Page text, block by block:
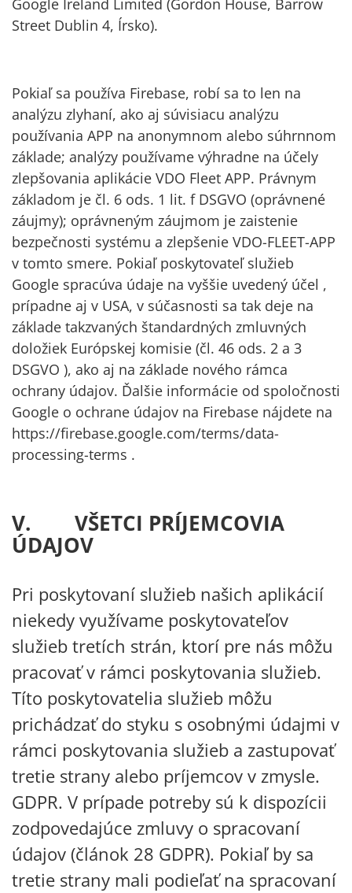
Google Ireland Limited (Gordon House, Barrow
Street Dublin 4, Írsko).
Pokiaľ sa používa Firebase, robí sa to len na
analýzu zlyhaní, ako aj súvisiacu analýzu
používania APP na anonymnom alebo súhrnnom
základe; analýzy používame výhradne na účely
zlepšovania aplikácie VDO Fleet APP. Právnym
základom je čl. 6 ods. 1 lit. f DSGVO (oprávnené
záujmy); oprávneným záujmom je zaistenie
bezpečnosti systému a zlepšenie VDO-FLEET-APP
v tomto smere. Pokiaľ poskytovateľ služieb
Google spracúva údaje na vyššie uvedený účel ,
prípadne aj v USA, v súčasnosti sa tak deje na
základe takzvaných štandardných zmluvných
doložiek Európskej komisie (čl. 46 ods. 2 a 3
DSGVO ), ako aj na základe nového rámca
ochrany údajov. Ďalšie informácie od spoločnosti
Google o ochrane údajov na Firebase nájdete na
https://firebase.google.com/terms/data-
processing-terms .
V. VŠETCI PRÍJEMCOVIA
ÚDAJOV
Pri poskytovaní služieb našich aplikácií
niekedy využívame poskytovateľov
služieb tretích strán, ktorí pre nás môžu
pracovať v rámci poskytovania služieb.
Títo poskytovatelia služieb môžu
prichádzať do styku s osobnými údajmi v
rámci poskytovania služieb a zastupovať
tretie strany alebo príjemcov v zmysle.
GDPR. V prípade potreby sú k dispozícii
zodpovedajúce zmluvy o spracovaní
údajov (článok 28 GDPR). Pokiaľ by sa
tretie strany mali podieľať na spracovaní